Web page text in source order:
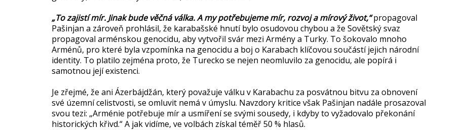
„To zajistí mír. Jinak bude věčná válka. A my potřebujeme mír, rozvoj a mírový život,“propagoval
Pašinjan a zároveň prohlásil, že karabašské hnutí bylo osudovou chybou a že Sovětský svaz
propagoval arménskou genocidu, aby vytvořil svár mezi Armény a Turky. To šokovalo mnoho
Arménů, pro které byla vzpomínka na genocidu a boj o Karabach klíčovou součástí jejich národní
identity. To platilo zejména proto, že Turecko se nejen neomluvilo za genocidu, ale popírá i
samotnou její existenci.
Je zřejmé, že ani Ázerbájdžán, který považuje válku v Karabachu za posvátnou bitvu za obnovení
své územní celistvosti, se omluvit nemá v úmyslu. Navzdory kritice však Pašinjan nadále prosazoval
svou tezi: „Arménie potřebuje mír a usmíření se svými sousedy, i kdyby to vyžadovalo překonání
historických křivd.“ A jak vidíme, ve volbách získal téměř 50 % hlasů.